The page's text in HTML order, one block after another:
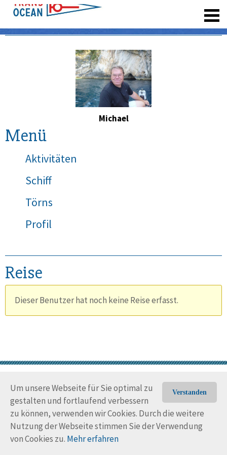
Verstanden
Um unsere Webseite für Sie optimal zu
gestalten und fortlaufend verbessern
zu können, verwenden wir Cookies. Durch die weitere
Nutzung der Webseite stimmen Sie der Verwendung
von Cookies zu. Mehr erfahren
Michael
Menü
Aktivitäten
Schiff
Törns
Profil
Reise
Dieser Benutzer hat noch keine Reise erfasst.
© Trans-Ocean e.V. 2010-2026 Impressum
Kontakt
Nutzungsbedingungen
Rechtliche Hinweise